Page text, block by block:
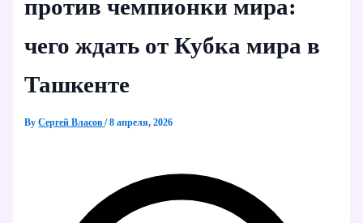
против чемпионки мира:
чего ждать от Кубка мира в
Ташкенте
ByСергей Власов/8 апреля, 2026